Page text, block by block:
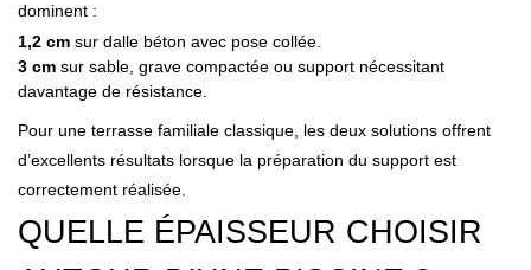
dominent :
1,2 cm sur dalle béton avec pose collée.
3 cm sur sable, grave compactée ou support nécessitant
davantage de résistance.
Pour une terrasse familiale classique, les deux solutions offrent
d’excellents résultats lorsque la préparation du support est
correctement réalisée.
QUELLE ÉPAISSEUR CHOISIR